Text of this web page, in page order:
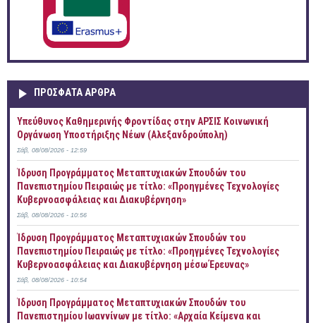
ΠΡOΣΦΑΤΑ AΡΘΡΑ
Yπεύθυνος Καθημερινής Φροντίδας στην ΑΡΣΙΣ Κοινωνική
Οργάνωση Υποστήριξης Νέων (Αλεξανδρούπολη)
Σάβ, 08/08/2026 - 12:59
Ίδρυση Προγράμματος Μεταπτυχιακών Σπουδών του
Πανεπιστημίου Πειραιώς με τίτλο: «Προηγμένες Τεχνολογίες
Κυβερνοασφάλειας και Διακυβέρνηση»
Σάβ, 08/08/2026 - 10:56
Ίδρυση Προγράμματος Μεταπτυχιακών Σπουδών του
Πανεπιστημίου Πειραιώς με τίτλο: «Προηγμένες Τεχνολογίες
Κυβερνοασφάλειας και Διακυβέρνηση μέσω Έρευνας»
Σάβ, 08/08/2026 - 10:54
Ίδρυση Προγράμματος Μεταπτυχιακών Σπουδών του
Πανεπιστημίου Ιωαννίνων με τίτλο: «Αρχαία Κείμενα και